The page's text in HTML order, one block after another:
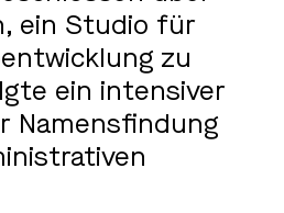
ein Studio für
zu
ein intensiver
Namensfindung